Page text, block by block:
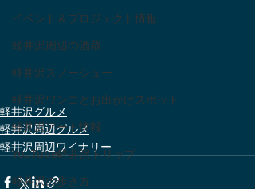
イベント＆プロジェクト情報
軽井沢周辺の酒蔵
軽井沢スノーシュー
軽井沢ワンコとお出かけスポット
軽井沢アート情報
YouTube軽井沢トリップ
軽井沢の歩き方
軽井沢グルメ
軽井沢周辺グルメ
軽井沢周辺ワイナリー